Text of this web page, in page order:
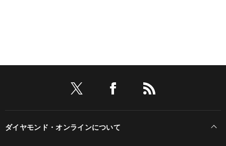
ダイヤモンド・オンラインについて